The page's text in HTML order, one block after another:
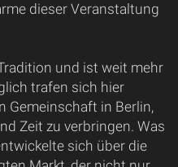
dieser Veranstaltung
und ist weit mehr
trafen sich hier
Gemeinschaft in Berlin,
Zeit zu verbringen. Was
sich über die